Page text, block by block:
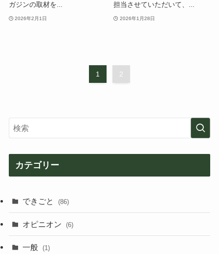
ガジンの取材を...
2026年2月1日
担当させていただいて、...
2026年1月28日
1 2
カテゴリー
できごと (86)
オピニオン (6)
一般 (1)